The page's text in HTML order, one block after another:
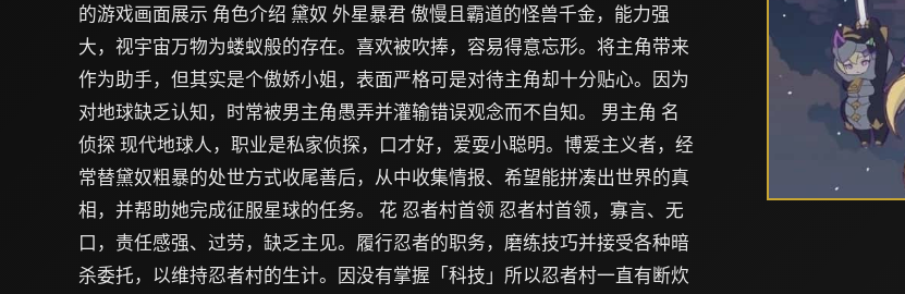
的游戏画面展示 角色介绍 黛奴 外星暴君 傲慢且霸道的怪兽千金，能力强
大，视宇宙万物为蝼蚁般的存在。喜欢被吹捧，容易得意忘形。将主角带来
作为助手，但其实是个傲娇小姐，表面严格可是对待主角却十分贴心。因为
对地球缺乏认知，时常被男主角愚弄并灌输错误观念而不自知。 男主角 名
侦探 现代地球人，职业是私家侦探，口才好，爱耍小聪明。博爱主义者，经
常替黛奴粗暴的处世方式收尾善后，从中收集情报、希望能拼凑出世界的真
相，并帮助她完成征服星球的任务。 花 忍者村首领 忍者村首领，寡言、无
口，责任感强、过劳，缺乏主见。履行忍者的职务，磨练技巧并接受各种暗
杀委托，以维持忍者村的生计。因没有掌握「科技」所以忍者村一直有断炊